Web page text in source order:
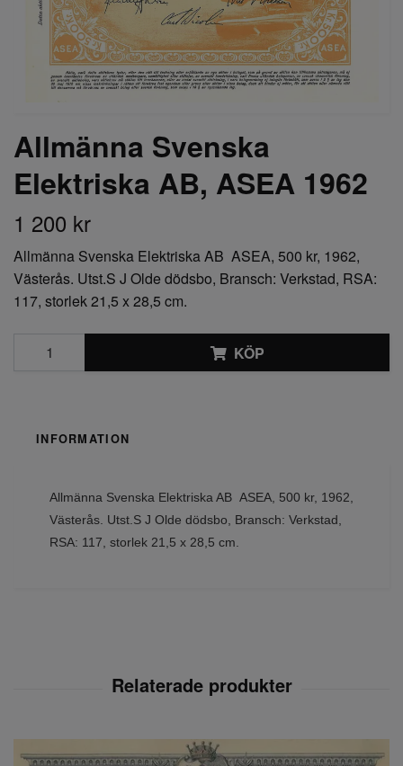
Allmänna Svenska
Elektriska AB, ASEA 1962
1 200 kr
Allmänna Svenska Elektriska AB ASEA, 500 kr, 1962,
Västerås. Utst.S J Olde dödsbo, Bransch: Verkstad, RSA:
117, storlek 21,5 x 28,5 cm.
KÖP
INFORMATION
Allmänna Svenska Elektriska AB ASEA, 500 kr, 1962,
Västerås. Utst.S J Olde dödsbo, Bransch: Verkstad,
RSA: 117, storlek 21,5 x 28,5 cm.